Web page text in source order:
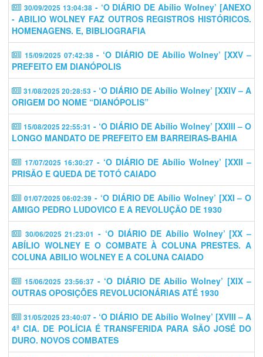
30/09/2025 13:04:38- ‘O DIÁRIO DE Abílio Wolney’ [ANEXO
- ABILIO WOLNEY FAZ OUTROS REGISTROS HISTÓRICOS.
HOMENAGENS. E, BIBLIOGRAFIA
15/09/2025 07:42:38- ‘O DIÁRIO DE Abílio Wolney’ [XXV –
PREFEITO EM DIANÓPOLIS
31/08/2025 20:28:53 - ‘O DIÁRIO DE Abílio Wolney’ [XXIV – A
ORIGEM DO NOME “DIANÓPOLIS”
15/08/2025 22:55:31 - ‘O DIÁRIO DE Abílio Wolney’ [XXIII – O
LONGO MANDATO DE PREFEITO EM BARREIRAS-BAHIA
17/07/2025 16:30:27- ‘O DIÁRIO DE Abílio Wolney’ [XXII –
PRISÃO E QUEDA DE TOTÓ CAIADO
01/07/2025 06:02:39 - ‘O DIÁRIO DE Abílio Wolney’ [XXI – O
AMIGO PEDRO LUDOVICO E A REVOLUÇÃO DE 1930
30/06/2025 21:23:01 - ‘O DIÁRIO DE Abílio Wolney’ [XX –
ABÍLIO WOLNEY E O COMBATE À COLUNA PRESTES. A
COLUNA ABILIO WOLNEY E A COLUNA CAIADO
15/06/2025 23:56:37- ‘O DIÁRIO DE Abílio Wolney’ [XIX –
OUTRAS OPOSIÇÕES REVOLUCIONÁRIAS ATÉ 1930
31/05/2025 23:40:07 - ‘O DIÁRIO DE Abílio Wolney’ [XVIII – A
4ª CIA. DE POLÍCIA É TRANSFERIDA PARA SÃO JOSÉ DO
DURO. NOVOS COMBATES